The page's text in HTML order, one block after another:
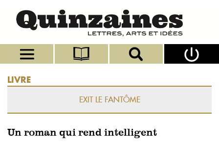
LIVRE
EXIT LE FANTÔME
Un roman qui rend intelligent